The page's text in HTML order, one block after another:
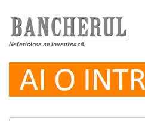
Nefericirea se inventează.